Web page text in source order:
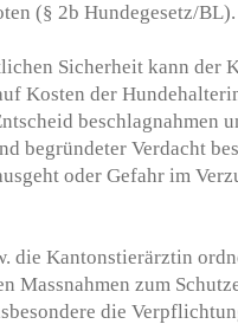
(§ 2b Hundegesetz/BL).
Sicherheit kann der
Kosten der
beschlagnahmen
begründeter Verdacht
oder Gefahr im
die Kantonstierärztin
Massnahmen zum
die